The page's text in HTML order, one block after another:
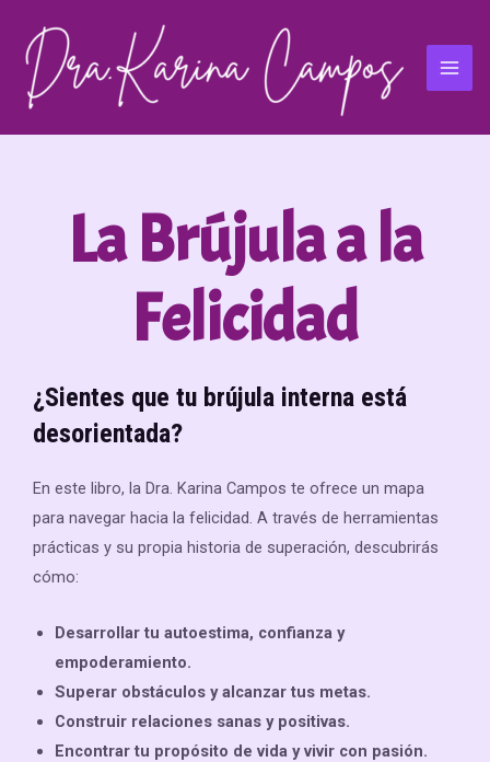
La Brújula a la
Felicidad
¿Sientes que tu brújula interna está
desorientada?
En este libro, la Dra. Karina Campos te ofrece un mapa
para navegar hacia la felicidad. A través de herramientas
prácticas y su propia historia de superación, descubrirás
cómo:
Desarrollar tu autoestima, confianza y
empoderamiento.
Superar obstáculos y alcanzar tus metas.
Construir relaciones sanas y positivas.
Encontrar tu propósito de vida y vivir con pasión.